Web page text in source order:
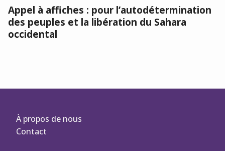
Appel à affiches : pour l’autodétermination
des peuples et la libération du Sahara
occidental
À propos de nous
Contact